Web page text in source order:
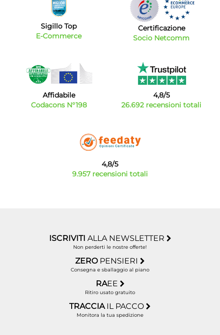
Sigillo Top
E-Commerce
Certificazione
Socio Netcomm
Affidabile
Codacons N°198
4,8/5
26.692 recensioni totali
4,8/5
9.957 recensioni totali
ISCRIVITI ALLA NEWSLETTER
Non perderti le nostre offerte!
ZERO PENSIERI
Consegna e sballaggio al piano
RAEE
Ritiro usato gratuito
TRACCIA IL PACCO
Monitora la tua spedizione